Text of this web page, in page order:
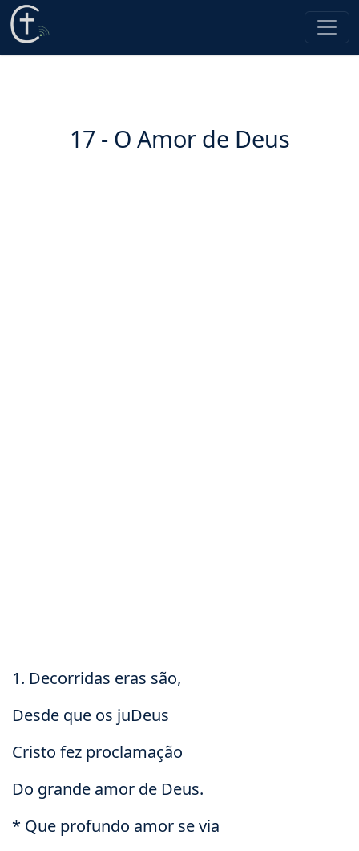
17 - O Amor de Deus
1. Decorridas eras são,
Desde que os juDeus
Cristo fez proclamação
Do grande amor de Deus.
* Que profundo amor se via